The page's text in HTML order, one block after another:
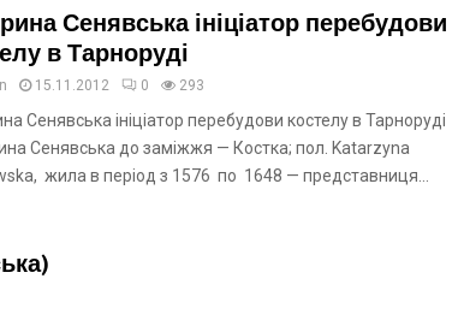
Сенявська ініціатор перебудови
в Тарноруді
15.11.2012 0 293
Сенявська ініціатор перебудови костелу в Тарноруді
Сенявська до заміжжя — Костка; пол. Katarzyna
жила в період з 1576 по 1648 — представниця...